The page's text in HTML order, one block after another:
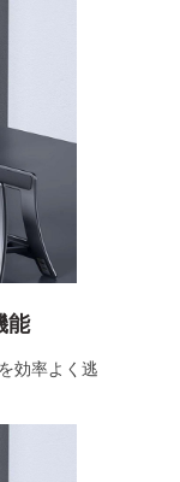
能
効率よく逃